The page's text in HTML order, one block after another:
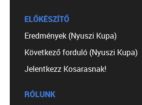
ELŐKÉSZÍTŐ
Eredmények (Nyuszi Kupa)
Következő forduló (Nyuszi Kupa)
Jelentkezz Kosarasnak!
RÓLUNK